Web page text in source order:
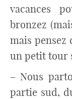
vacances
bronzez
mais pensez
un petit tour
– Nous
partie sud,